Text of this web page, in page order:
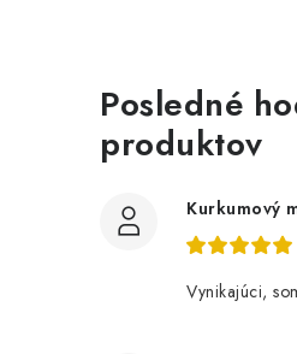
Posledné
produktov
Kurkumový
Vynikajúci,